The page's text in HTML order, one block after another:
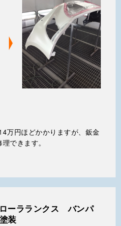
万円ほどかかりますが、鈑金
できます。
ーラランクス バンパ
装